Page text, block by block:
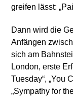
greifen lässt:
Dann wird die
Anfängen
sich am
London, erste
Tuesday“, „You
„Sympathy for